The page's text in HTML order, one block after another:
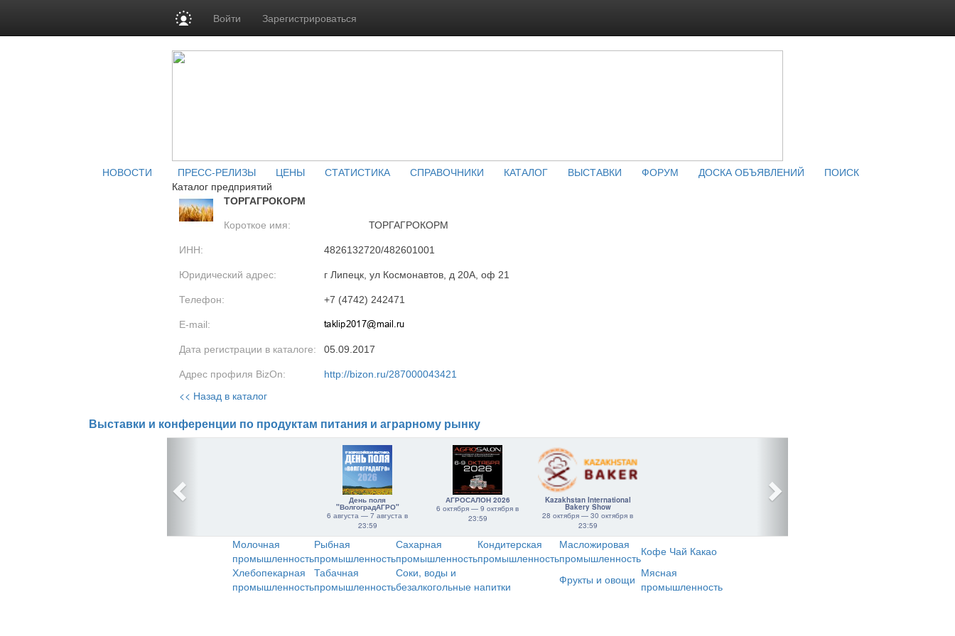
Войти Зарегистрироваться
НОВОСТИ ПРЕСС-РЕЛИЗЫ ЦЕНЫ СТАТИСТИКА СПРАВОЧНИКИ КАТАЛОГ ВЫСТАВКИ ФОРУМ ДОСКА ОБЪЯВЛЕНИЙ
ПОИСК
Каталог предприятий
ТОРГАГРОКОРМ
Короткое имя: ТОРГАГРОКОРМ
ИНН: 4826132720/482601001
Юридический адрес: г Липецк, ул Космонавтов, д 20А, оф 21
Телефон: +7 (4742) 242471
E-mail:
Дата регистрации в каталоге: 05.09.2017
Адрес профиля BizOn: http://bizon.ru/287000043421
<< Назад в каталог
Выставки и конференции по продуктам питания и аграрному рынку
День поля
"ВолгоградАГРО"
6 августа — 7 августа в
23:59
АГРОСАЛОН 2026
6 октября — 9 октября в
23:59
Kazakhstan International
Bakery Show
28 октября — 30 октября в
23:59
Молочная
промышленность
Рыбная
промышленность
Сахарная
промышленность
Кондитерская
промышленность
Масложировая
промышленностьКофе Чай Какао
Хлебопекарная
промышленность
Табачная
промышленность
Соки, воды и
безалкогольные напитки
Фрукты и овощи Мясная
промышленность